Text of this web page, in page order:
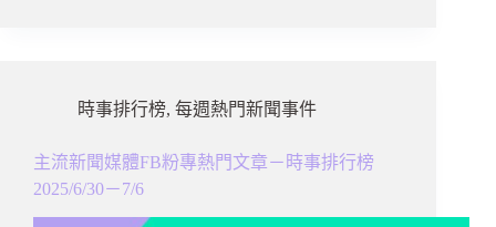
時事排行榜, 每週熱門新聞事件
主流新聞媒體FB粉專熱門文章－時事排行榜
2025/6/30－7/6